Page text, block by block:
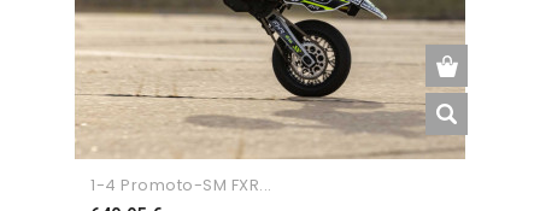
1-4 Promoto-SM FXR...